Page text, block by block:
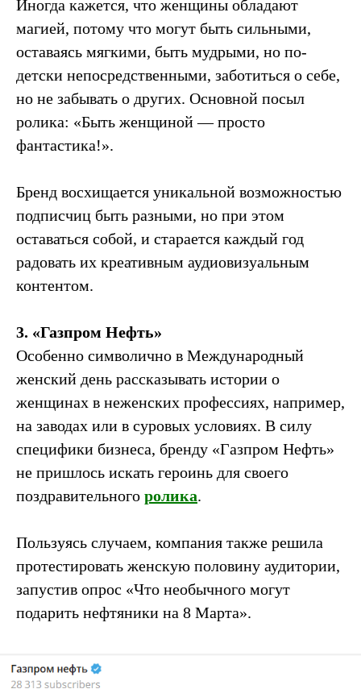
Иногда кажется, что женщины обладают
магией, потому что могут быть сильными,
оставаясь мягкими, быть мудрыми, но по-
детски непосредственными, заботиться о себе,
но не забывать о других. Основной посыл
ролика: «Быть женщиной — просто
фантастика!».
Бренд восхищается уникальной возможностью
подписчиц быть разными, но при этом
оставаться собой, и старается каждый год
радовать их креативным аудиовизуальным
контентом.
3. «Газпром Нефть»
Особенно символично в Международный
женский день рассказывать истории о
женщинах в неженских профессиях, например,
на заводах или в суровых условиях. В силу
специфики бизнеса, бренду «Газпром Нефть»
не пришлось искать героинь для своего
поздравительного ролика.
Пользуясь случаем, компания также решила
протестировать женскую половину аудитории,
запустив опрос «Что необычного могут
подарить нефтяники на 8 Марта».